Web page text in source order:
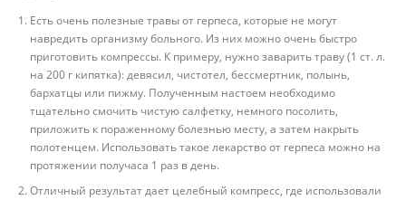
Есть очень полезные травы от герпеса, которые не могут
навредить организму больного. Из них можно очень быстро
приготовить компрессы. К примеру, нужно заварить траву (1 ст. л.
на 200 г кипятка): девясил, чистотел, бессмертник, полынь,
бархатцы или пижму. Полученным настоем необходимо
тщательно смочить чистую салфетку, немного посолить,
приложить к пораженному болезнью месту, а затем накрыть
полотенцем. Использовать такое лекарство от герпеса можно на
протяжении получаса 1 раз в день.
Отличный результат дает целебный компресс, где использовали